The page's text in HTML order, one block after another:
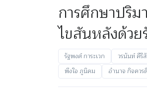
การศึกษาปริ
ไขสันหลังด้วย
รัฐพงศ์ การะเวก วรนันท์ คีรี
พึงใจ ภูนิคม
อำนาจ กิจควรดี